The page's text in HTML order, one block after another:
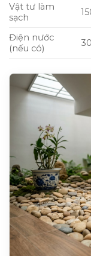
Vật tư làm
sạch
Điện nước
(nếu có)